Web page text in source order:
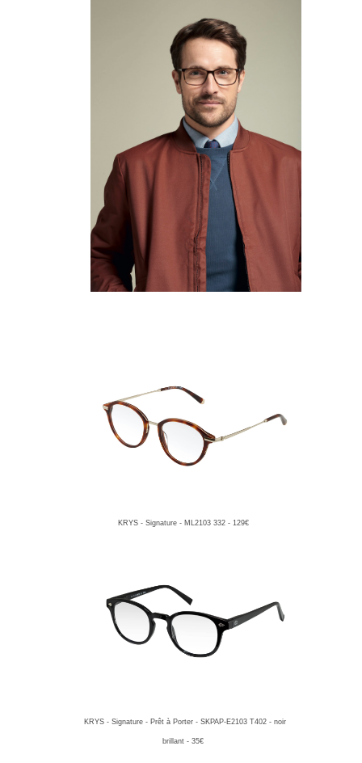
KRYS - Signature - ML2103 332 - 129€
KRYS - Signature - Prêt à Porter - SKPAP-E2103 T402 - noir
brillant - 35€